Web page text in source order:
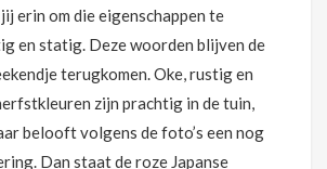
erin om die eigenschappen te
en statig. Deze woorden blijven de
terugkomen. Oke, rustig en
zijn prachtig in de tuin,
belooft volgens de foto’s een nog
Dan staat de roze Japanse